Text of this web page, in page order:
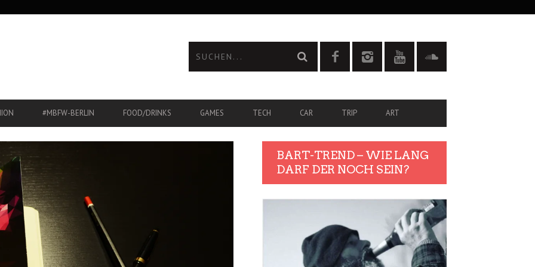
#MBFW-BERLIN FOOD/DRINKS GAMES TECH CAR TRIP ART
BART-TREND – WIE LANG
DARF DER NOCH SEIN?